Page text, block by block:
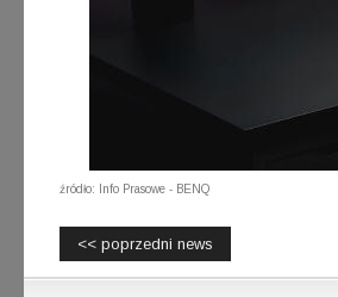
źródło: Info Prasowe - BENQ
<< poprzedni news